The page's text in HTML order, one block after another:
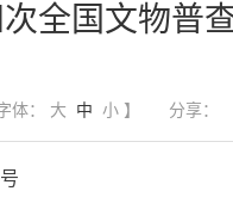
全国文物普
体： 大 中 小】 分享：